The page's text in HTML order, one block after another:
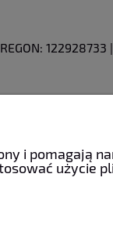
122928733
i pomagają
użycie